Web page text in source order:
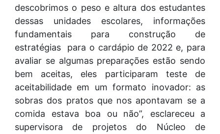
descobrimos o peso e altura dos estudantes
dessas unidades escolares, informações
fundamentais para construção de
estratégias para o cardápio de 2022 e, para
avaliar se algumas preparações estão sendo
bem aceitas, eles participaram teste de
aceitabilidade em um formato inovador: as
sobras dos pratos que nos apontavam se a
comida estava boa ou não”, esclareceu a
supervisora de projetos do Núcleo de